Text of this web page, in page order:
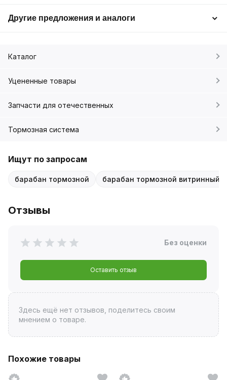
Другие предложения и аналоги
Каталог
Уцененные товары
Запчасти для отечественных
Тормозная система
Ищут по запросам
барабан тормозной барабан тормозной витринный
Отзывы
Без оценки
Оставить отзыв
Здесь ещё нет отзывов, поделитесь своим
мнением о товаре.
Похожие товары